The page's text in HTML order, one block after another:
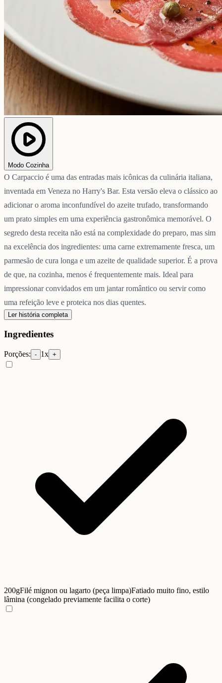
Modo Cozinha
O Carpaccio é uma das entradas mais icônicas da culinária italiana,
inventada em Veneza no Harry's Bar. Esta versão eleva o clássico ao
adicionar o aroma inconfundível do azeite trufado, transformando
um prato simples em uma experiência gastronômica memorável. O
segredo desta receita não está na complexidade do preparo, mas sim
na excelência dos ingredientes: uma carne extremamente fresca, um
parmesão de cura longa e um azeite de qualidade superior. É a prova
de que, na cozinha, menos é frequentemente mais. Ideal para
impressionar convidados em um jantar romântico ou servir como
uma refeição leve e proteica nos dias quentes.
Ler história completa
Ingredientes
Porções: - 1x +
200gFilé mignon ou lagarto (peça limpa)Fatiado muito fino, estilo
lâmina (congelado previamente facilita o corte)